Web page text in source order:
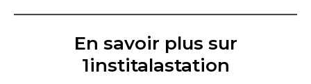
En savoir plus sur
1institalastation